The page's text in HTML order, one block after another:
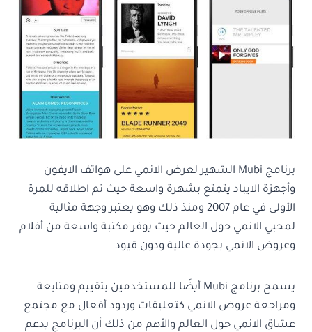
برنامج Mubi الشهير لعرض الانمي على هواتف الايفون
وأجهزة الايباد يتمتع بشهرة واسعة حيث تم اطلاقه للمرة
الأولى في عام 2007 ومنذ ذلك وهو يعتبر وجهة مثالية
لمحبي الانمي حول العالم حيث يوفر مكتبة واسعة من أفلام
وعروض الانمي بجودة عالية ودون قيود
يسمح برنامج Mubi أيضًا للمستخدمين بتقييم ومتابعة
ومراجعة عروض الانمي كتعليقات وردود أفعال مع مجتمع
عشاق الانمي حول العالم والأهم من ذلك أن البرنامج يدعم